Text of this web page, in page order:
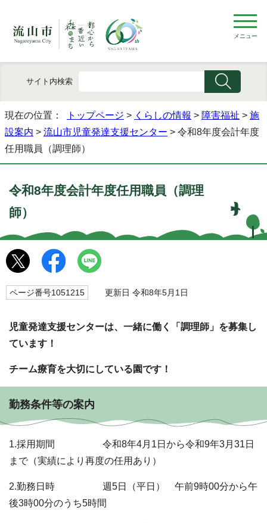
メニュー
サイト内検索
現在の位置： トップページ > くらしの情報 > 障害福祉 > 施
設案内 > 流山市児童発達支援センター > 令和8年度会計年度
任用職員（調理師）
令和8年度会計年度任用職員（調理
師）
ページ番号1051215 更新日 令和8年5月1日
児童発達支援センターは、一緒に働く「調理師」を募集し
ています！
チーム療育を大切にしている園です！
勤務条件等の案内
1.採用期間 令和8年4月1日から令和9年3月31日
まで（実績により再度の任用あり）
2.勤務日時 週5日（平日） 午前9時00分から午
後3時00分のうち5時間